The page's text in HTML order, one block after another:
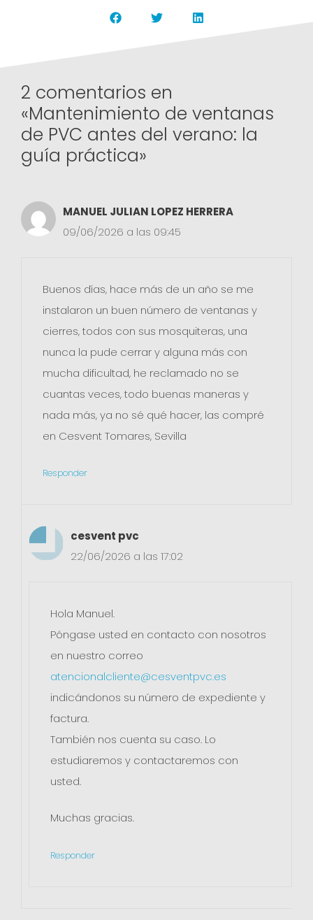
2 comentarios en
«Mantenimiento de ventanas
de PVC antes del verano: la
guía práctica»
MANUEL JULIAN LOPEZ HERRERA
09/06/2026 a las 09:45
Buenos días, hace más de un año se me
instalaron un buen número de ventanas y
cierres, todos con sus mosquiteras, una
nunca la pude cerrar y alguna más con
mucha dificultad, he reclamado no se
cuantas veces, todo buenas maneras y
nada más, ya no sé qué hacer, las compré
en Cesvent Tomares, Sevilla
Responder
cesvent pvc
22/06/2026 a las 17:02
Hola Manuel.
Póngase usted en contacto con nosotros
en nuestro correo
atencionalcliente@cesventpvc.es
indicándonos su número de expediente y
factura.
También nos cuenta su caso. Lo
estudiaremos y contactaremos con
usted.
Muchas gracias.
Responder